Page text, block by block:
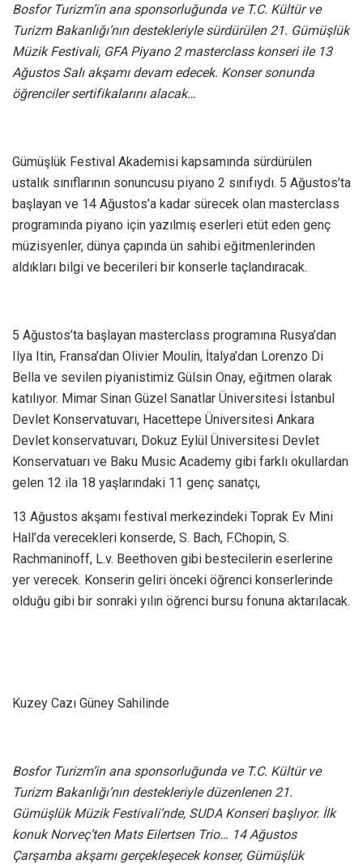
Bosfor Turizm’in ana sponsorluğunda ve T.C. Kültür ve
Turizm Bakanlığı’nın destekleriyle sürdürülen 21. Gümüşlük
Müzik Festivali, GFA Piyano 2 masterclass konseri ile 13
Ağustos Salı akşamı devam edecek. Konser sonunda
öğrenciler sertifikalarını alacak…
Gümüşlük Festival Akademisi kapsamında sürdürülen
ustalık sınıflarının sonuncusu piyano 2 sınıfıydı. 5 Ağustos’ta
başlayan ve 14 Ağustos’a kadar sürecek olan masterclass
programında piyano için yazılmış eserleri etüt eden genç
müzisyenler, dünya çapında ün sahibi eğitmenlerinden
aldıkları bilgi ve becerileri bir konserle taçlandıracak.
5 Ağustos’ta başlayan masterclass programına Rusya’dan
Ilya Itin, Fransa’dan Olivier Moulin, İtalya’dan Lorenzo Di
Bella ve sevilen piyanistimiz Gülsin Onay, eğitmen olarak
katılıyor. Mimar Sinan Güzel Sanatlar Üniversitesi İstanbul
Devlet Konservatuvarı, Hacettepe Üniversitesi Ankara
Devlet konservatuvarı, Dokuz Eylül Üniversitesi Devlet
Konservatuarı ve Baku Music Academy gibi farklı okullardan
gelen 12 ila 18 yaşlarındaki 11 genç sanatçı,
13 Ağustos akşamı festival merkezindeki Toprak Ev Mini
Hall’da verecekleri konserde, S. Bach, F.Chopin, S.
Rachmaninoff, L.v. Beethoven gibi bestecilerin eserlerine
yer verecek. Konserin geliri önceki öğrenci konserlerinde
olduğu gibi bir sonraki yılın öğrenci bursu fonuna aktarılacak.
Kuzey Cazı Güney Sahilinde
Bosfor Turizm’in ana sponsorluğunda ve T.C. Kültür ve
Turizm Bakanlığı’nın destekleriyle düzenlenen 21.
Gümüşlük Müzik Festivali’nde, SUDA Konseri başlıyor. İlk
konuk Norveç’ten Mats Eilertsen Trio… 14 Ağustos
Çarşamba akşamı gerçekleşecek konser, Gümüşlük